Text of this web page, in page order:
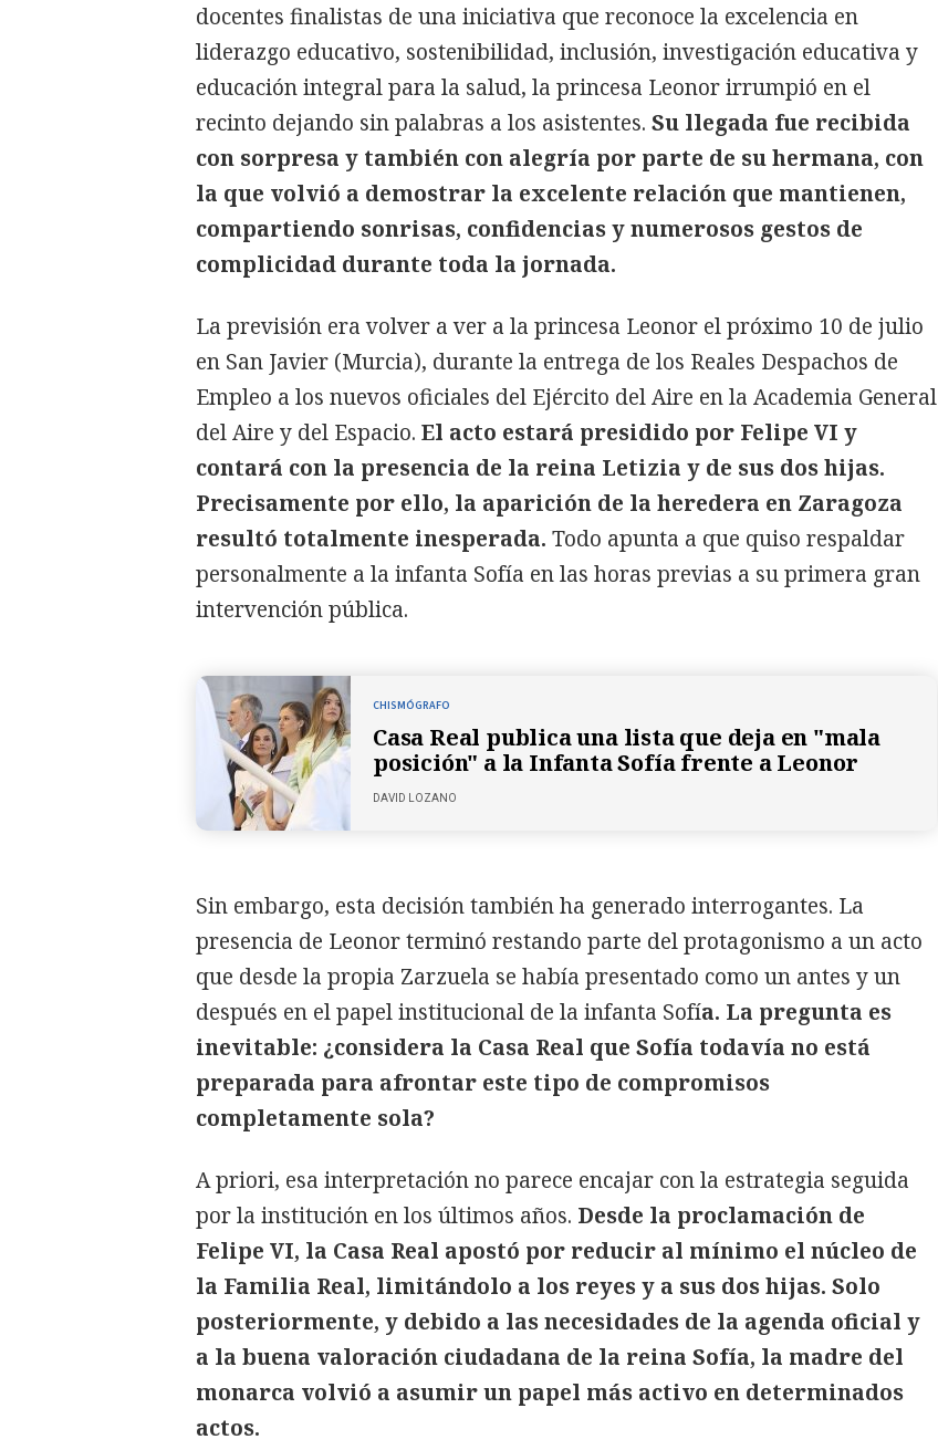
docentes finalistas de una iniciativa que reconoce la excelencia en
liderazgo educativo, sostenibilidad, inclusión, investigación educativa y
educación integral para la salud, la princesa Leonor irrumpió en el
recinto dejando sin palabras a los asistentes. Su llegada fue recibida
con sorpresa y también con alegría por parte de su hermana, con
la que volvió a demostrar la excelente relación que mantienen,
compartiendo sonrisas, confidencias y numerosos gestos de
complicidad durante toda la jornada.
La previsión era volver a ver a la princesa Leonor el próximo 10 de julio
en San Javier (Murcia), durante la entrega de los Reales Despachos de
Empleo a los nuevos oficiales del Ejército del Aire en la Academia General
del Aire y del Espacio. El acto estará presidido por Felipe VI y
contará con la presencia de la reina Letizia y de sus dos hijas.
Precisamente por ello, la aparición de la heredera en Zaragoza
resultó totalmente inesperada. Todo apunta a que quiso respaldar
personalmente a la infanta Sofía en las horas previas a su primera gran
intervención pública.
CHISMÓGRAFO
Casa Real publica una lista que deja en "mala
posición" a la Infanta Sofía frente a Leonor
DAVID LOZANO
Sin embargo, esta decisión también ha generado interrogantes. La
presencia de Leonor terminó restando parte del protagonismo a un acto
que desde la propia Zarzuela se había presentado como un antes y un
después en el papel institucional de la infanta Sofía. La pregunta es
inevitable: ¿considera la Casa Real que Sofía todavía no está
preparada para afrontar este tipo de compromisos
completamente sola?
A priori, esa interpretación no parece encajar con la estrategia seguida
por la institución en los últimos años. Desde la proclamación de
Felipe VI, la Casa Real apostó por reducir al mínimo el núcleo de
la Familia Real, limitándolo a los reyes y a sus dos hijas. Solo
posteriormente, y debido a las necesidades de la agenda oficial y
a la buena valoración ciudadana de la reina Sofía, la madre del
monarca volvió a asumir un papel más activo en determinados
actos.